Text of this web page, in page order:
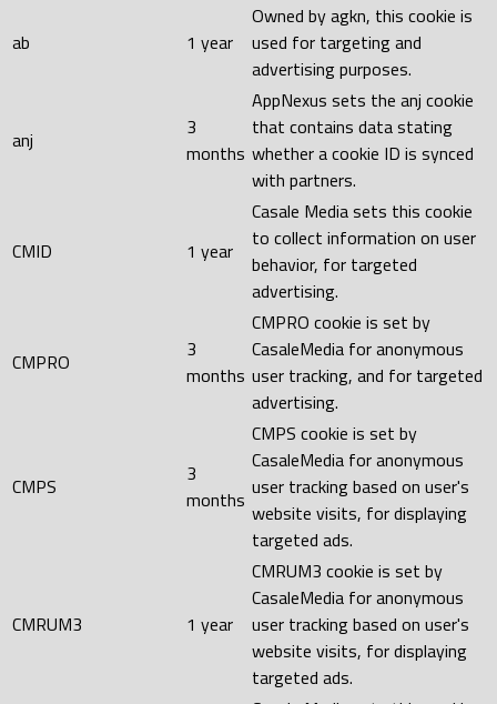
ab 1 year
Owned by agkn, this cookie is
used for targeting and
advertising purposes.
anj
3
months
AppNexus sets the anj cookie
that contains data stating
whether a cookie ID is synced
with partners.
CMID 1 year
Casale Media sets this cookie
to collect information on user
behavior, for targeted
advertising.
CMPRO
3
months
CMPRO cookie is set by
CasaleMedia for anonymous
user tracking, and for targeted
advertising.
CMPS
3
months
CMPS cookie is set by
CasaleMedia for anonymous
user tracking based on user's
website visits, for displaying
targeted ads.
CMRUM3 1 year
CMRUM3 cookie is set by
CasaleMedia for anonymous
user tracking based on user's
website visits, for displaying
targeted ads.